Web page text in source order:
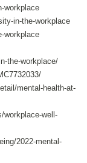
workplace
in-the-workplace
workplace
the-workplace/
mental-health-at-
workplace-well-
2022-mental-